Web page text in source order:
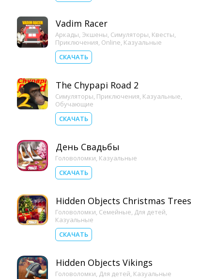
Vadim Racer
Аркады, Экшены, Симуляторы, Квесты,
Приключения, Online, Казуальные
СКАЧАТЬ
The Chypapi Road 2
Симуляторы, Приключения, Казуальные,
Обучающие
СКАЧАТЬ
День Свадьбы
Головоломки, Казуальные
СКАЧАТЬ
Hidden Objects Christmas Trees
Головоломки, Семейные, Для детей,
Казуальные
СКАЧАТЬ
Hidden Objects Vikings
Головоломки, Для детей, Казуальные